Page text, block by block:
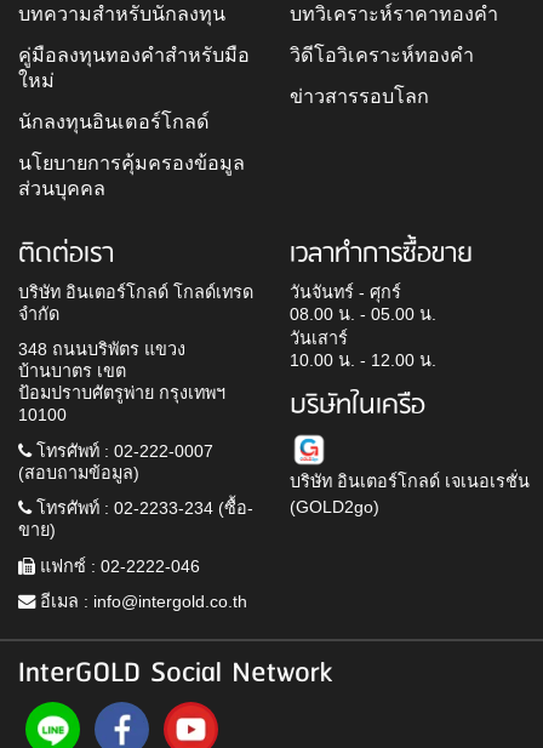
บทความสำหรับนักลงทุน
คู่มือลงทุนทองคำสำหรับมือ
ใหม่
นักลงทุนอินเตอร์โกลด์
นโยบายการคุ้มครองข้อมูล
ส่วนบุคคล
บทวิเคราะห์ราคาทองคำ
วิดีโอวิเคราะห์ทองคำ
ข่าวสารรอบโลก
ติดต่อเรา
บริษัท อินเตอร์โกลด์ โกลด์เทรด
จำกัด
348 ถนนบริพัตร แขวง
บ้านบาตร เขต
ป้อมปราบศัตรูพ่าย กรุงเทพฯ
10100
โทรศัพท์ : 02-222-0007
(สอบถามข้อมูล)
โทรศัพท์ : 02-2233-234 (ซื้อ-
ขาย)
แฟกซ์ : 02-2222-046
อีเมล : info@intergold.co.th
เวลาทำการซื้อขาย
วันจันทร์ - ศุกร์
08.00 น. - 05.00 น.
วันเสาร์
10.00 น. - 12.00 น.
บริษัทในเครือ
บริษัท อินเตอร์โกลด์ เจเนอเรชั่น
(GOLD2go)
InterGOLD Social Network